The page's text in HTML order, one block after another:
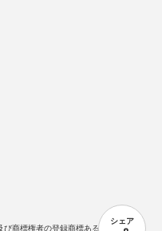
シェア
商標権者の登録商標あるいは商標で